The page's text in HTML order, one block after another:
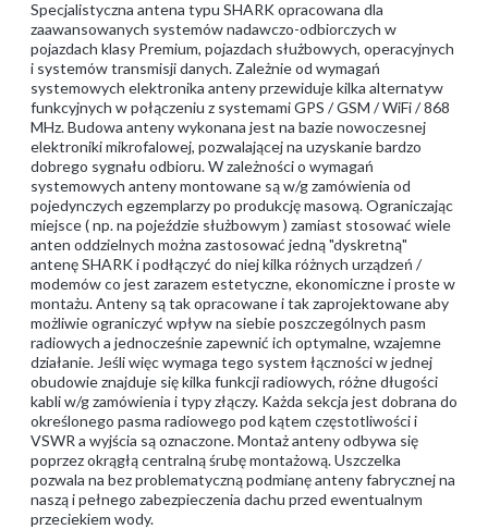
Specjalistyczna antena typu SHARK opracowana dla
zaawansowanych systemów nadawczo-odbiorczych w
pojazdach klasy Premium, pojazdach służbowych, operacyjnych
i systemów transmisji danych. Zależnie od wymagań
systemowych elektronika anteny przewiduje kilka alternatyw
funkcyjnych w połączeniu z systemami GPS / GSM / WiFi / 868
MHz. Budowa anteny wykonana jest na bazie nowoczesnej
elektroniki mikrofalowej, pozwalającej na uzyskanie bardzo
dobrego sygnału odbioru. W zależności o wymagań
systemowych anteny montowane są w/g zamówienia od
pojedynczych egzemplarzy po produkcję masową. Ograniczając
miejsce ( np. na pojeździe służbowym ) zamiast stosować wiele
anten oddzielnych można zastosować jedną "dyskretną"
antenę SHARK i podłączyć do niej kilka różnych urządzeń /
modemów co jest zarazem estetyczne, ekonomiczne i proste w
montażu. Anteny są tak opracowane i tak zaprojektowane aby
możliwie ograniczyć wpływ na siebie poszczególnych pasm
radiowych a jednocześnie zapewnić ich optymalne, wzajemne
działanie. Jeśli więc wymaga tego system łączności w jednej
obudowie znajduje się kilka funkcji radiowych, różne długości
kabli w/g zamówienia i typy złączy. Każda sekcja jest dobrana do
określonego pasma radiowego pod kątem częstotliwości i
VSWR a wyjścia są oznaczone. Montaż anteny odbywa się
poprzez okrągłą centralną śrubę montażową. Uszczelka
pozwala na bez problematyczną podmianę anteny fabrycznej na
naszą i pełnego zabezpieczenia dachu przed ewentualnym
przeciekiem wody.